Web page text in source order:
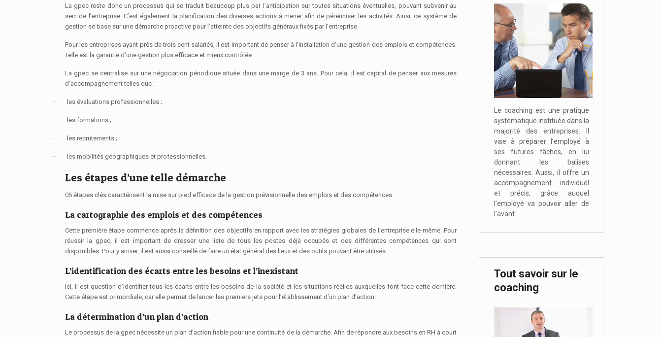
La gpec reste donc un processus qui se traduit beaucoup plus par l’anticipation sur toutes situations éventuelles, pouvant subvenir au
sein de l’entreprise. C’est également la planification des diverses actions à mener afin de pérenniser les activités. Ainsi, ce système de
gestion se base sur une démarche proactive pour l’atteinte des objectifs généraux fixés par l’entreprise.
Pour les entreprises ayant près de trois cent salariés, il est important de penser à l’installation d’une gestion des emplois et compétences.
Telle est la garantie d’une gestion plus efficace et mieux contrôlée.
La gpec se centralise sur une négociation périodique située dans une marge de 3 ans. Pour cela, il est capital de penser aux mesures
d’accompagnement telles que :
· les évaluations professionnelles ;
· les formations ;
· les recrutements ;
· les mobilités géographiques et professionnelles.
Les étapes d’une telle démarche
05 étapes clés caractérisent la mise sur pied efficace de la gestion prévisionnelle des emplois et des compétences.
La cartographie des emplois et des compétences
Cette première étape commence après la définition des objectifs en rapport avec les stratégies globales de l’entreprise elle-même. Pour
réussir la gpec, il est important de dresser une liste de tous les postes déjà occupés et des différentes compétences qui sont
disponibles. Pour y arriver, il est aussi conseillé de faire un état général des lieux et des outils pouvant être utilisés.
L’identification des écarts entre les besoins et l’inexistant
Ici, il est question d’identifier tous les écarts entre les besoins de la société et les situations réelles auxquelles font face cette dernière.
Cette étape est primordiale, car elle permet de lancer les premiers jets pour l’établissement d’un plan d’action.
La détermination d’un plan d’action
Le processus de la gpec nécessite un plan d’action fiable pour une continuité de la démarche. Afin de répondre aux besoins en RH à court
Le coaching est une pratique
systématique instituée dans la
majorité des entreprises. Il
vise à préparer l’employé à
ses futures tâches, en lui
donnant les balises
nécessaires. Aussi, il offre un
accompagnement individuel
et précis, grâce auquel
l’employé va pouvoir aller de
l’avant.
Tout savoir sur le
coaching